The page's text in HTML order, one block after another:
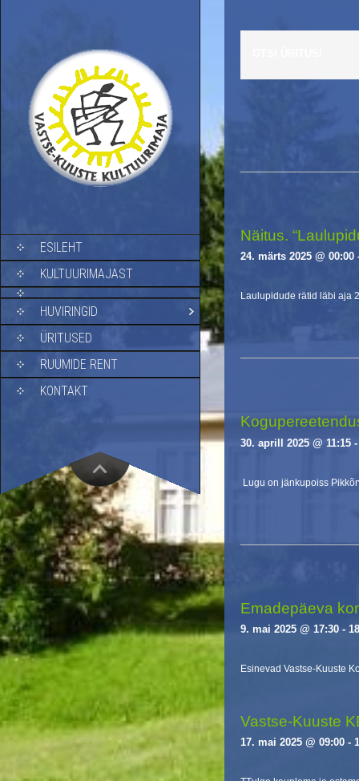
SKIP TO CONTENT
ESILEHT
KULTUURIMAJAST
HUVIRINGID
ÜRITUSED
RUUMIDE RENT
KONTAKT
s
t
i
n
Näitus.
24. märts 2025 @ 00:00
Laulupidude rätid läbi aja
30. aprill 2025 @ 11:15
Lugu on jänkupoiss
Emadepäeva
9. mai 2025 @ 17:30 -
Esinevad Vastse-Kuuste
Vastse-Kuuste
17. mai 2025 @ 09:00 -